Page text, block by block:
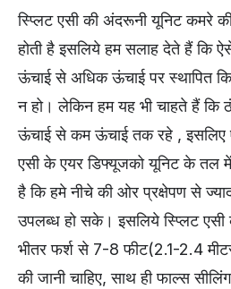
स्प्लिट एसी की अंदरूनी यूनिट कमरे की
होती है इसलिये हम सलाह देते हैं कि
ऊंचाई से अधिक ऊंचाई पर स्थापित
न हो। लेकिन हम यह भी चाहते हैं कि
ऊंचाई से कम ऊंचाई तक रहे , इसलिए
एसी के एयर डिफ्यूजको यूनिट के तल
है कि हमे नीचे की ओर प्रक्षेपण से
उपलब्ध हो सके। इसलिये स्प्लिट
भीतर फर्श से 7-8 फीट(2.1-2.4
की जानी चाहिए, साथ ही फाल्स